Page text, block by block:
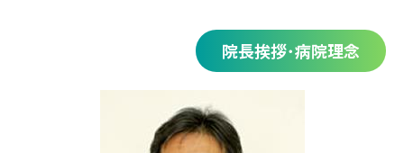
院長挨拶･病院理念